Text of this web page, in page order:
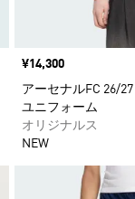
価格
¥14,300
アーセナルFC 26/
ユニフォーム
オリジナルス
NEW
ほしいものリストに